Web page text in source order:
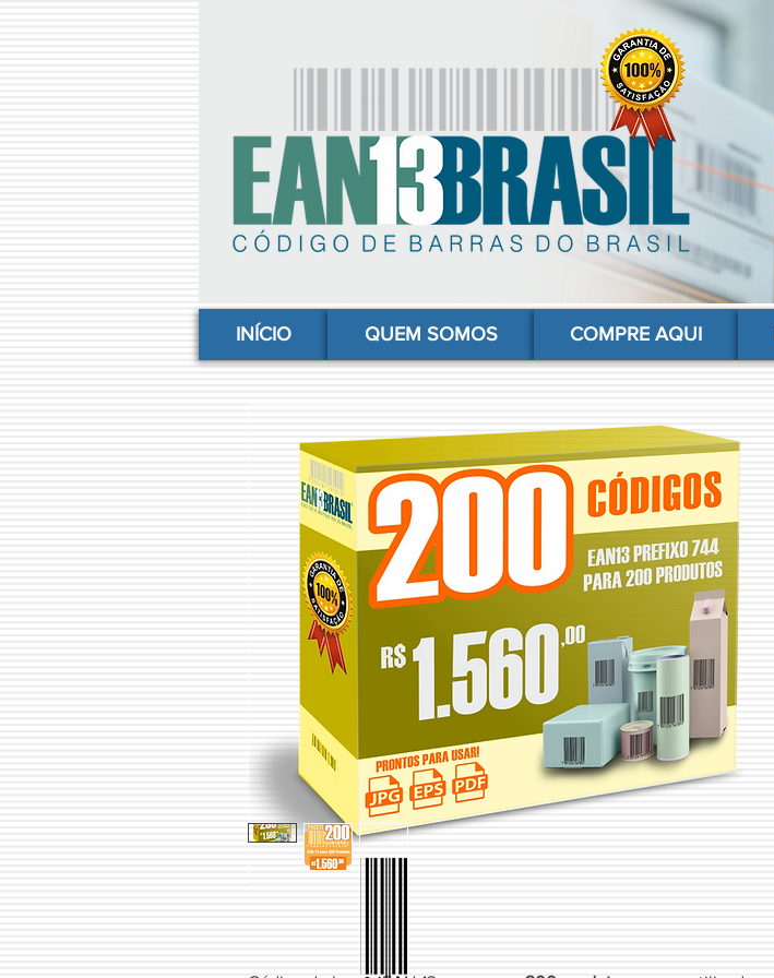
comprar codigo de barras, comprar código de barras, adquirir código de barras, código de barras online, código de barras para produtos, gs1, código brasileiro, ean 13 universal, código de barras barato
INÍCIO QUEM SOMOS COMPRE AQUI